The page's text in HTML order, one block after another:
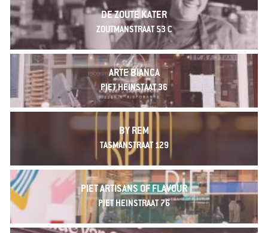
DE ZOUTE KATER
ZOUTMANSTRAAT 53 C
ARTE BIANCA
PIET HEINSTAAT 36
BY REM
TASMANSTRAAT 129
PIET ARTISANS OF FLAVOUR
PIET HEINSTRAAT 76